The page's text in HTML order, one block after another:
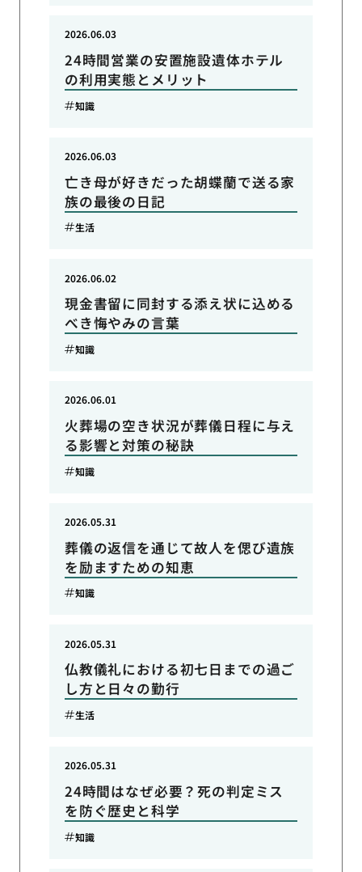
24時間営業の安置施設遺体ホテル
の利用実態とメリット
2026.06.03
知識
亡き母が好きだった胡蝶蘭で送る家
族の最後の日記
2026.06.03
生活
現金書留に同封する添え状に込める
べき悔やみの言葉
2026.06.02
知識
火葬場の空き状況が葬儀日程に与え
る影響と対策の秘訣
2026.06.01
知識
葬儀の返信を通じて故人を偲び遺族
を励ますための知恵
2026.05.31
知識
仏教儀礼における初七日までの過ご
し方と日々の勤行
2026.05.31
生活
24時間はなぜ必要？死の判定ミス
を防ぐ歴史と科学
2026.05.31
知識